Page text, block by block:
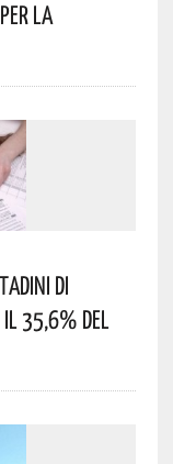
LA
DI
IL 35,6% DEL